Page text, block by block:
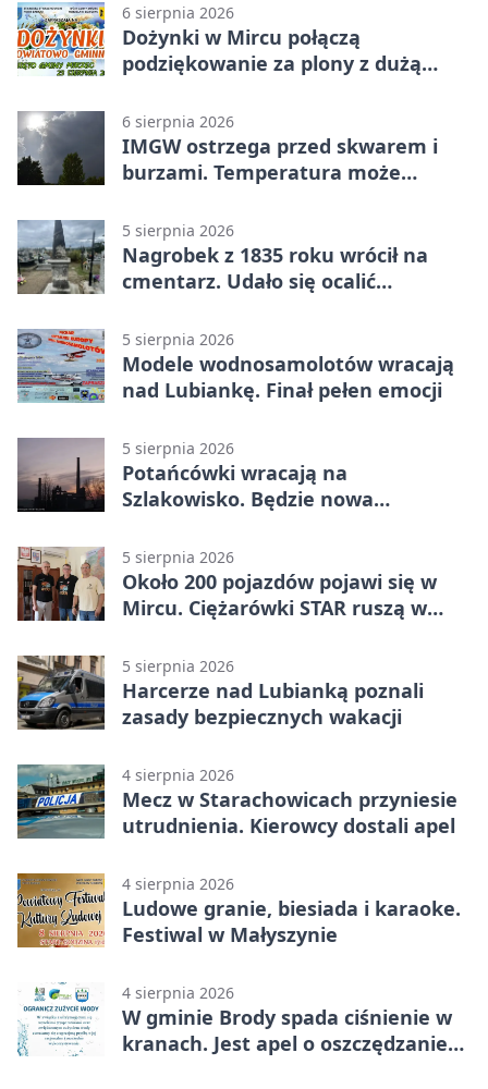
6 sierpnia 2026
Dożynki w Mircu połączą
podziękowanie za plony z dużą
6 sierpnia 2026
IMGW ostrzega przed skwarem i
burzami. Temperatura może
5 sierpnia 2026
Nagrobek z 1835 roku wrócił na
cmentarz. Udało się ocalić
5 sierpnia 2026
Modele wodnosamolotów wracają
nad Lubiankę. Finał pełen emocji
5 sierpnia 2026
Potańcówki wracają na
Szlakowisko. Będzie nowa
5 sierpnia 2026
Około 200 pojazdów pojawi się w
Mircu. Ciężarówki STAR ruszą w
5 sierpnia 2026
Harcerze nad Lubianką poznali
zasady bezpiecznych wakacji
4 sierpnia 2026
Mecz w Starachowicach przyniesie
utrudnienia. Kierowcy dostali apel
4 sierpnia 2026
Ludowe granie, biesiada i karaoke.
Festiwal w Małyszynie
4 sierpnia 2026
W gminie Brody spada ciśnienie w
kranach. Jest apel o oszczędzanie